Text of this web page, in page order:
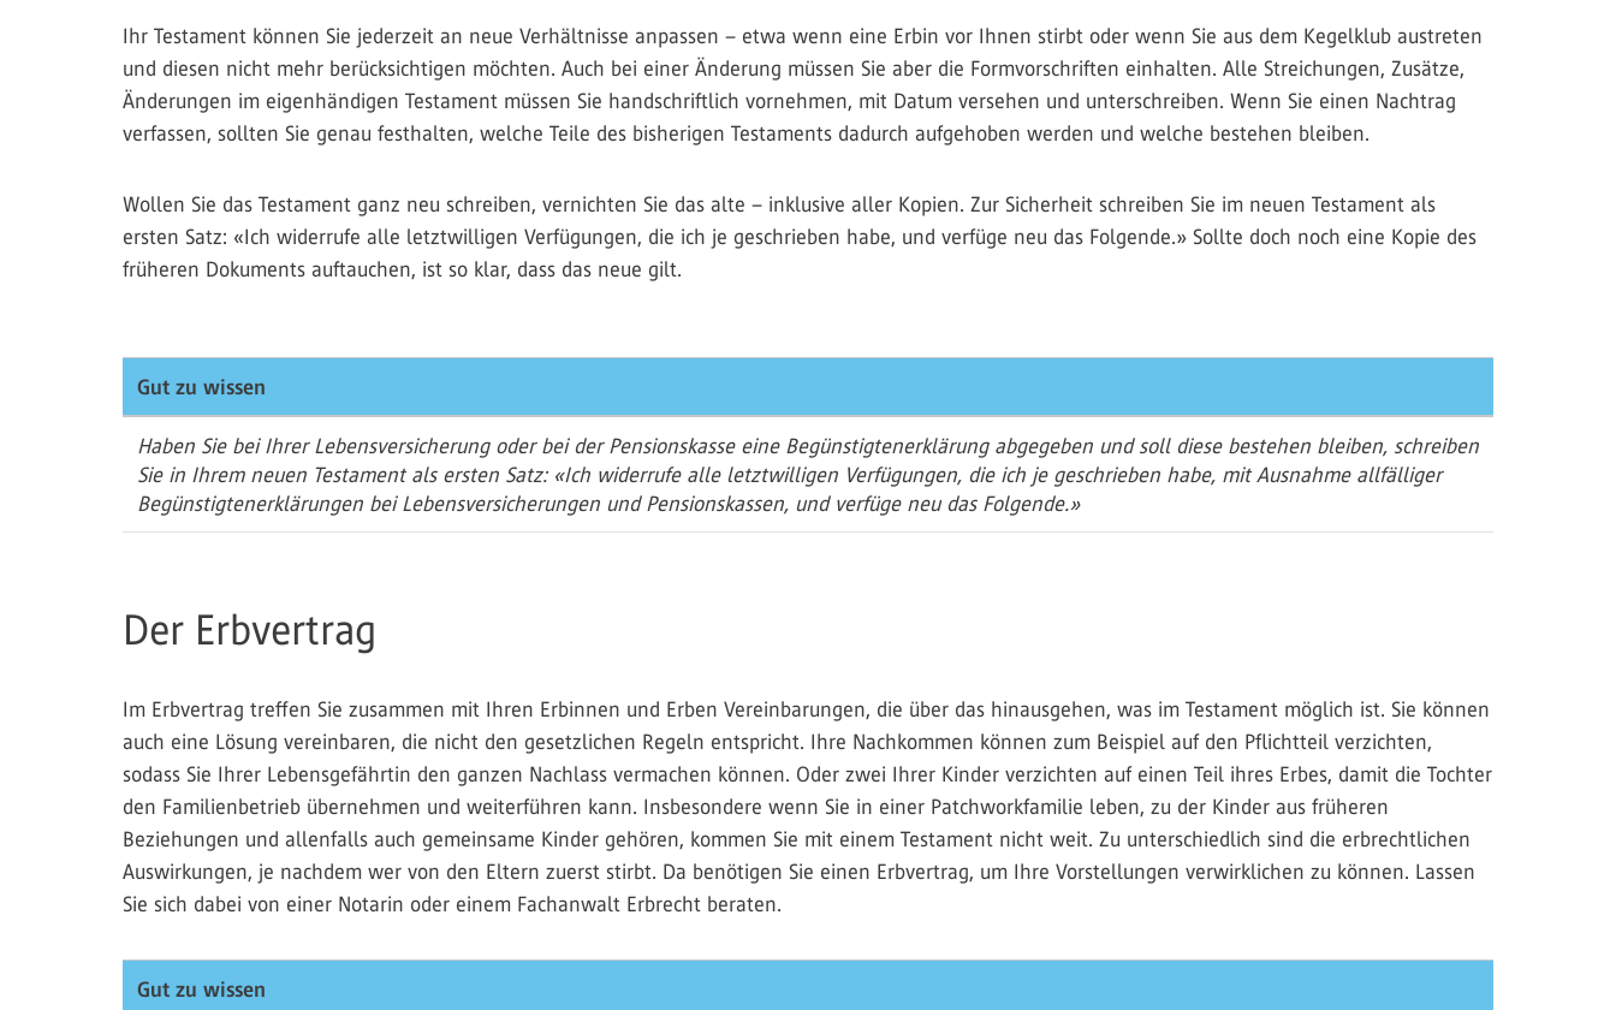
Ihr Testament können Sie jederzeit an neue Verhältnisse anpassen – etwa wenn eine Erbin vor Ihnen stirbt oder wenn Sie aus dem Kegelklub austreten
und diesen nicht mehr berücksichtigen möchten. Auch bei einer Änderung müssen Sie aber die Formvorschriften einhalten. Alle Streichungen, Zusätze,
Änderungen im eigenhändigen Testament müssen Sie handschriftlich vornehmen, mit Datum versehen und unterschreiben. Wenn Sie einen Nachtrag
verfassen, sollten Sie genau festhalten, welche Teile des bisherigen Testaments dadurch aufgehoben werden und welche bestehen bleiben.
Wollen Sie das Testament ganz neu schreiben, vernichten Sie das alte – inklusive aller Kopien. Zur Sicherheit schreiben Sie im neuen Testament als
ersten Satz: «Ich widerrufe alle letztwilligen Verfügungen, die ich je geschrieben habe, und verfüge neu das Folgende.» Sollte doch noch eine Kopie des
früheren Dokuments auftauchen, ist so klar, dass das neue gilt.
Gut zu wissen
Haben Sie bei Ihrer Lebensversicherung oder bei der Pensionskasse eine Begünstigtenerklärung abgegeben und soll diese bestehen bleiben, schreiben
Sie in Ihrem neuen Testament als ersten Satz: «Ich widerrufe alle letztwilligen Verfügungen, die ich je geschrieben habe, mit Ausnahme allfälliger
Begünstigtenerklärungen bei Lebensversicherungen und Pensionskassen, und verfüge neu das Folgende.»
Der Erbvertrag
Im Erbvertrag treffen Sie zusammen mit Ihren Erbinnen und Erben Vereinbarungen, die über das hinausgehen, was im Testament möglich ist. Sie können
auch eine Lösung vereinbaren, die nicht den gesetzlichen Regeln entspricht. Ihre Nachkommen können zum Beispiel auf den Pflichtteil verzichten,
sodass Sie Ihrer Lebensgefährtin den ganzen Nachlass vermachen können. Oder zwei Ihrer Kinder verzichten auf einen Teil ihres Erbes, damit die Tochter
den Familienbetrieb übernehmen und weiterführen kann. Insbesondere wenn Sie in einer Patchworkfamilie leben, zu der Kinder aus früheren
Beziehungen und allenfalls auch gemeinsame Kinder gehören, kommen Sie mit einem Testament nicht weit. Zu unterschiedlich sind die erbrechtlichen
Auswirkungen, je nachdem wer von den Eltern zuerst stirbt. Da benötigen Sie einen Erbvertrag, um Ihre Vorstellungen verwirklichen zu können. Lassen
Sie sich dabei von einer Notarin oder einem Fachanwalt Erbrecht beraten.
Gut zu wissen